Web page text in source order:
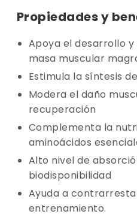
Propiedades y
Apoya el desarrollo
masa muscular
Estimula la síntesis
Modera el daño
recuperación
Complementa la
aminoácidos
Alto nivel de
biodisponibilidad
Ayuda a
entrenamiento.